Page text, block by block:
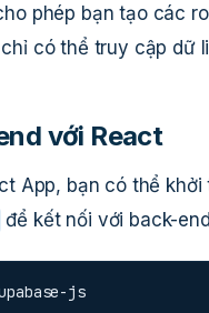
phép bạn tạo các
có thể truy cập dữ
với React
App, bạn có thể
để kết nối với back-
js